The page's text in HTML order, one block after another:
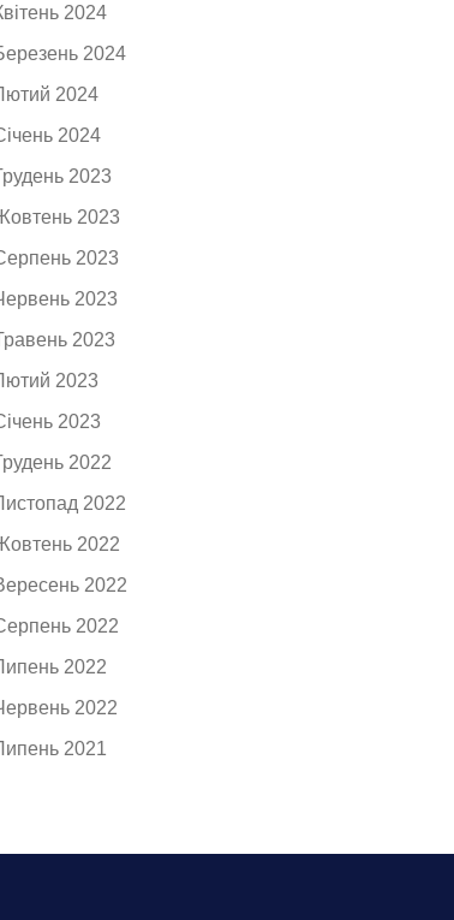
2024
2024
2024
2024
2023
2023
2023
2023
2023
2023
2023
2022
2022
2022
2022
2022
2022
2022
2021